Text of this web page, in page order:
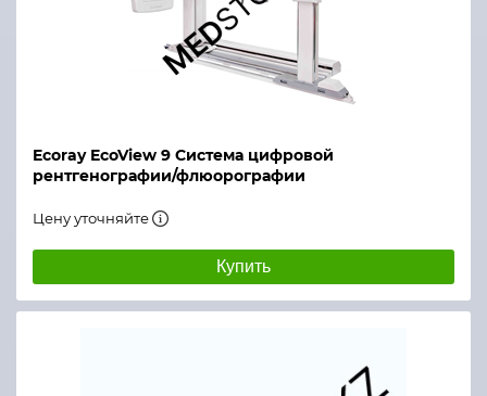
Ecoray EcoView 9 Система цифровой
рентгенографии/флюорографии
Цену уточняйте
Купить